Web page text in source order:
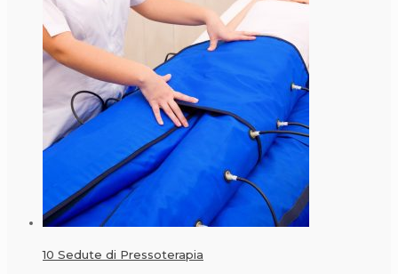
10 Sedute di Pressoterapia